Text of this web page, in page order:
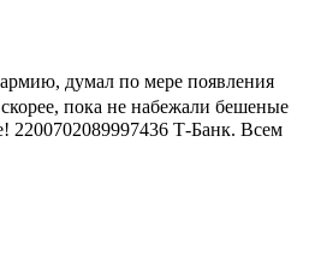
думал по мере появления
пока не набежали бешеные
2200702089997436 Т-Банк. Всем